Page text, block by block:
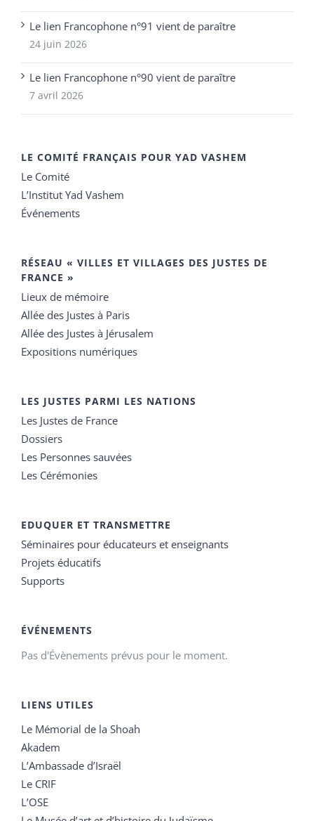
Le lien Francophone n°91 vient de paraître
24 juin 2026
Le lien Francophone n°90 vient de paraître
7 avril 2026
LE COMITÉ FRANÇAIS POUR YAD VASHEM
Le Comité
L’Institut Yad Vashem
Événements
RÉSEAU « VILLES ET VILLAGES DES JUSTES DE
FRANCE »
Lieux de mémoire
Allée des Justes à Paris
Allée des Justes à Jérusalem
Expositions numériques
LES JUSTES PARMI LES NATIONS
Les Justes de France
Dossiers
Les Personnes sauvées
Les Cérémonies
EDUQUER ET TRANSMETTRE
Séminaires pour éducateurs et enseignants
Projets éducatifs
Supports
ÉVÉNEMENTS
Pas d'Évènements prévus pour le moment.
LIENS UTILES
Le Mémorial de la Shoah
Akadem
L’Ambassade d’Israël
Le CRIF
L’OSE